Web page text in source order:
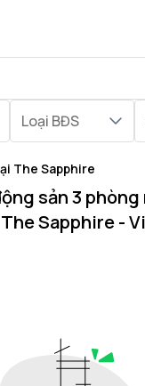
Loại BĐS
The Sapphire
sản 3 phòng
Sapphire -